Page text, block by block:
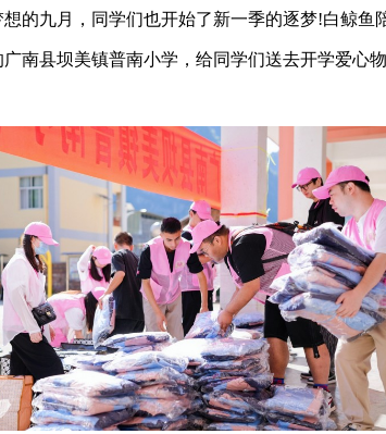
的九月，同学们也开始了新一季的逐梦!白鲸
南县坝美镇普南小学，给同学们送去开学爱心